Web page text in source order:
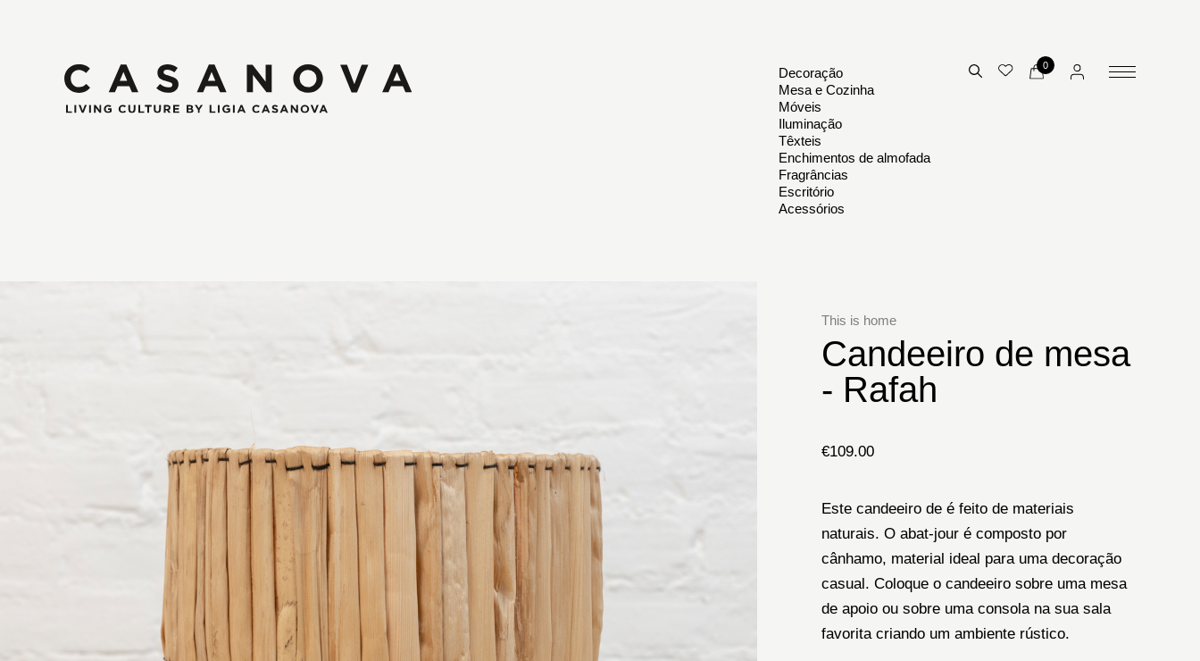
Decoração
Mesa e Cozinha
Móveis
Iluminação
Têxteis
Enchimentos de almofada
Fragrâncias
Escritório
Acessórios
0
This is home
Candeeiro de mesa
- Rafah
€109.00
Este candeeiro de é feito de materiais
naturais. O abat-jour é composto por
cânhamo, material ideal para uma decoração
casual. Coloque o candeeiro sobre uma mesa
de apoio ou sobre uma consola na sua sala
favorita criando um ambiente rústico.